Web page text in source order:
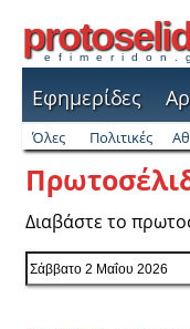
Εφημερίδες
Όλες Πολιτικές
Διαβάστε το